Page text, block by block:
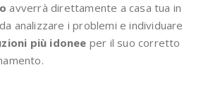
avverrà direttamente a casa tua in
analizzare i problemi e individuare
più idonee per il suo corretto